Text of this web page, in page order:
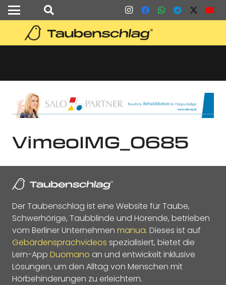
VimeoIMG_0685
Der Taubenschlag ist eine Website für Taube,
Schwerhörige, Taubblinde und Hörende, betrieben
vom Berliner Unternehmen manua. Dieses ist auf
Gebärdensprachvideos spezialisiert, bietet die
Lern-App Duomano an und entwickelt inklusive
Lösungen, um den Alltag von Menschen mit
Hörbehinderungen zu erleichtern.